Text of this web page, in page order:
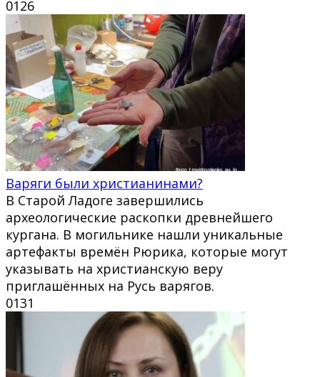
0126
Варяги были христианинами?
В Старой Ладоге завершились
археологические раскопки древнейшего
кургана. В могильнике нашли уникальные
артефакты времён Рюрика, которые могут
указывать на христианскую веру
приглашённых на Русь варягов.
0131